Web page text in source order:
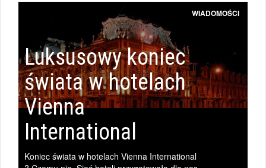
WIADOMOŚCI
Luksusowy koniec
świata w hotelach
Vienna
International
Koniec świata w hotelach Vienna International